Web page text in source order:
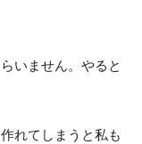
いません。やると
れてしまうと私も